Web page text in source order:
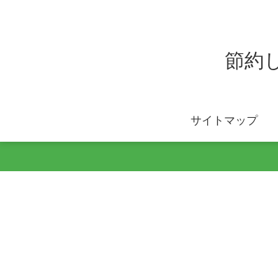
節約
サイトマップ